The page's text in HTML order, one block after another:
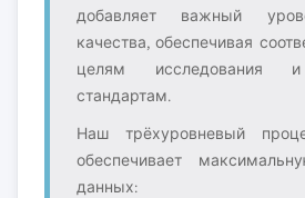
добавляет важный
качества, обеспечивая
целям исследования
стандартам.
Наш трёхуровневый
обеспечивает
данных: